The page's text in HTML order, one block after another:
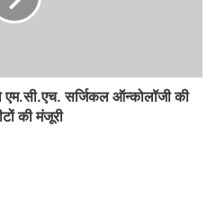
के शुरू होने से:
सुविधाएं मिलेंगी।
शिक्षा और शोध के बेहतरीन अवसर
एम.सी.एच. सर्जिकल ऑन्कोलॉजी की
की मंजूरी